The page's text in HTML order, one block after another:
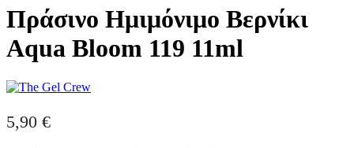
Πράσινο Ημιμόνιμο Βερνίκι
Aqua Bloom 119 11ml
5,90 €